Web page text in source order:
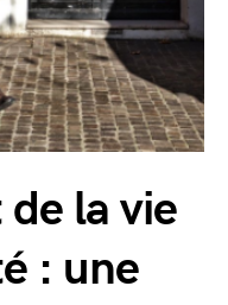
de la vie
: une